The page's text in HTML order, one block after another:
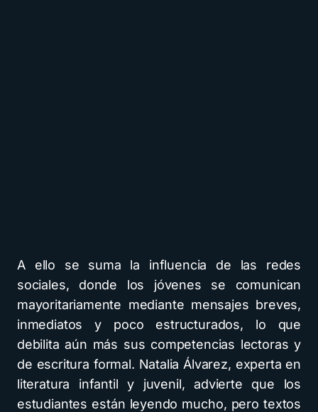
A ello se suma la influencia de las redes
sociales, donde los jóvenes se comunican
mayoritariamente mediante mensajes breves,
inmediatos y poco estructurados, lo que
debilita aún más sus competencias lectoras y
de escritura formal. Natalia Álvarez, experta en
literatura infantil y juvenil, advierte que los
estudiantes están leyendo mucho, pero textos